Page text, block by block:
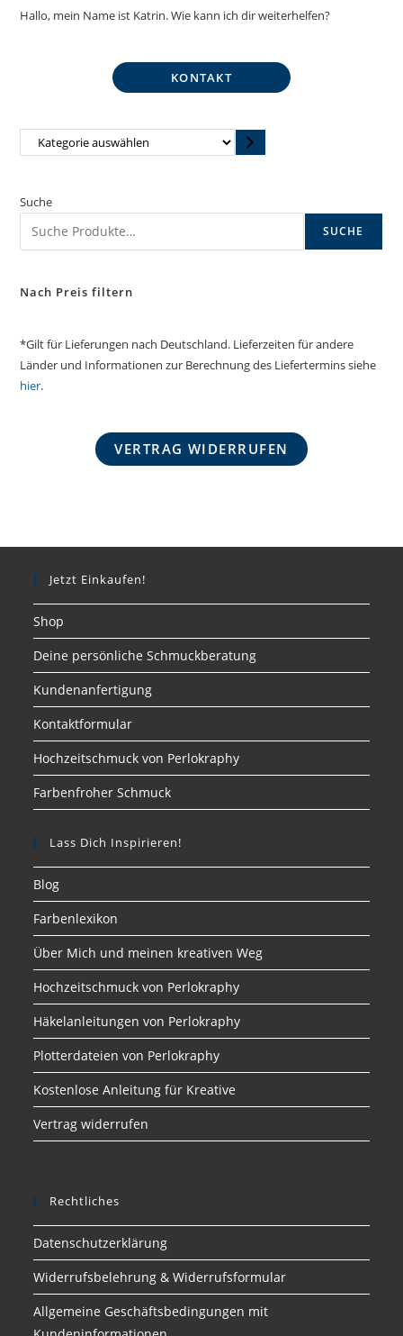
Hallo, mein Name ist Katrin. Wie kann ich dir weiterhelfen?
KONTAKT
Kategorie
Suche
SUCHE
Nach Preis filtern
*Gilt für Lieferungen nach Deutschland. Lieferzeiten für andere
Länder und Informationen zur Berechnung des Liefertermins siehe
hier.
VERTRAG WIDERRUFEN
Jetzt Einkaufen!
Shop
Deine persönliche Schmuckberatung
Kundenanfertigung
Kontaktformular
Hochzeitschmuck von Perlokraphy
Farbenfroher Schmuck
Lass Dich Inspirieren!
Blog
Farbenlexikon
Über Mich und meinen kreativen Weg
Hochzeitschmuck von Perlokraphy
Häkelanleitungen von Perlokraphy
Plotterdateien von Perlokraphy
Kostenlose Anleitung für Kreative
Vertrag widerrufen
Rechtliches
Datenschutzerklärung
Widerrufsbelehrung & Widerrufsformular
Allgemeine Geschäftsbedingungen mit